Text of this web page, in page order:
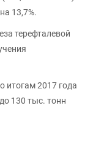
13,7%.
терефталевой
итогам 2017 года
130 тыс. тонн